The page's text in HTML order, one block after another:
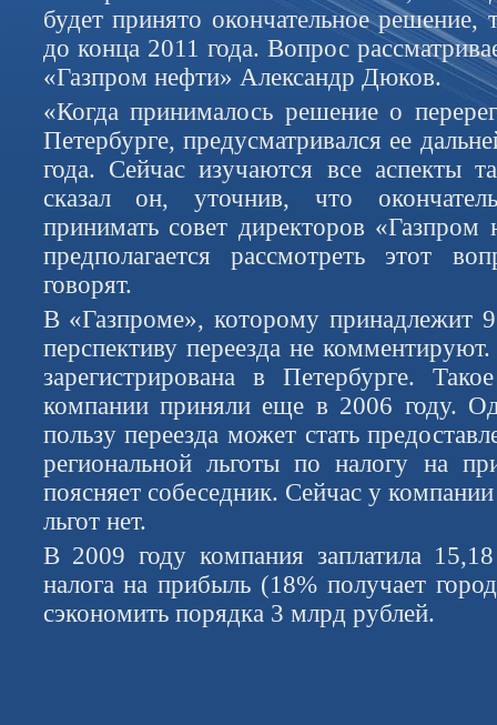
будет принято окончательное решение,
до конца 2011 года. Вопрос
«Газпром нефти» Александр Дюков.
«Когда принималось решение о
Петербурге, предусматривался ее
года. Сейчас изучаются все аспекты
сказал он, уточнив, что
принимать совет директоров
предполагается рассмотреть этот
говорят.
В «Газпроме», которому принадлежит
перспективу переезда не
зарегистрирована в Петербурге.
компании приняли еще в 2006 году.
пользу переезда может стать
региональной льготы по налогу на
поясняет собеседник. Сейчас у
льгот нет.
В 2009 году компания заплатила
налога на прибыль (18% получает
сэкономить порядка 3 млрд рублей.